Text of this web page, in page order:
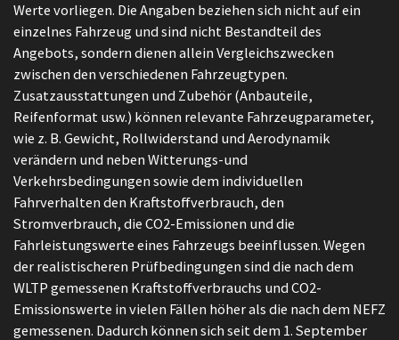
Werte vorliegen. Die Angaben beziehen sich nicht auf ein
einzelnes Fahrzeug und sind nicht Bestandteil des
Angebots, sondern dienen allein Vergleichszwecken
zwischen den verschiedenen Fahrzeugtypen.
Zusatzausstattungen und Zubehör (Anbauteile,
Reifenformat usw.) können relevante Fahrzeugparameter,
wie z. B. Gewicht, Rollwiderstand und Aerodynamik
verändern und neben Witterungs-und
Verkehrsbedingungen sowie dem individuellen
Fahrverhalten den Kraftstoffverbrauch, den
Stromverbrauch, die CO2-Emissionen und die
Fahrleistungswerte eines Fahrzeugs beeinflussen. Wegen
der realistischeren Prüfbedingungen sind die nach dem
WLTP gemessenen Kraftstoffverbrauchs und CO2-
Emissionswerte in vielen Fällen höher als die nach dem NEFZ
gemessenen. Dadurch können sich seit dem 1. September